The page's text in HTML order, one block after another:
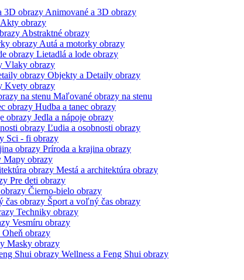
Animované a 3D obrazy
Akty obrazy
Abstraktné obrazy
Autá a motorky obrazy
Lietadlá a lode obrazy
Vlaky obrazy
Objekty a Detaily obrazy
Kvety obrazy
Maľované obrazy na stenu
Hudba a tanec obrazy
Jedla a nápoje obrazy
Ľudia a osobnosti obrazy
Sci - fi obrazy
Príroda a krajina obrazy
Mapy obrazy
Mestá a architektúra obrazy
Pre deti obrazy
Čierno-bielo obrazy
Šport a voľný čas obrazy
Techniky obrazy
Vesmíru obrazy
Oheň obrazy
Masky obrazy
Wellness a Feng Shui obrazy